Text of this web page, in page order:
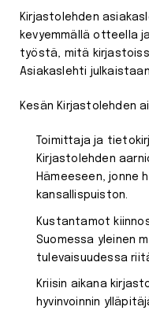
Kirjastolehden
kevyemmällä otteella
työstä, mitä
Asiakaslehti
Kesän Kirjastolehden
Toimittaja ja
Kirjastolehden
Hämeeseen, jonne
kansallispuiston.
Kustantamot
Suomessa yleinen
tulevaisuudessa
Kriisin aikana
hyvinvoinnin